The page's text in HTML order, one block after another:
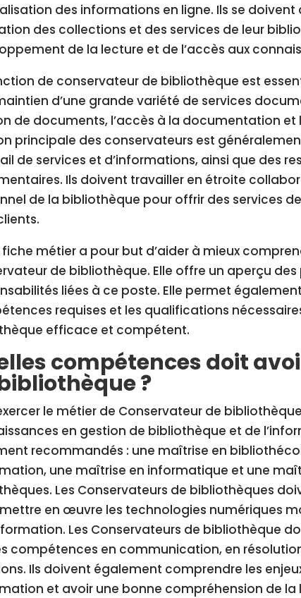
des informations en ligne. Ils se
des collections et des services de leur
de la lecture et de l’accès aux
de conservateur de bibliothèque est
d’une grande variété de services
de documents, l’accès à la documentation
principale des conservateurs est
de services et d’informations, ainsi que des
Ils doivent travailler en étroite
de la bibliothèque pour offrir des services
métier a pour but d’aider à mieux
de bibliothèque. Elle offre un aperçu
liées à ce poste. Elle permet
requises et les qualifications
efficace et compétent.
compétences doit
?
le métier de Conservateur de
en gestion de bibliothèque et de
recommandés : une maîtrise en
une maîtrise en informatique et une
Les Conservateurs de bibliothèques
en œuvre les technologies numériques
Les Conservateurs de bibliothèque
compétences en communication, en
Ils doivent également comprendre les
et avoir une bonne compréhension de